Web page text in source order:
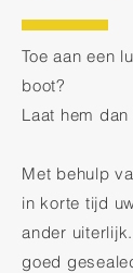
Toe aan een
boot?
Laat hem
Met behulp
in korte tijd
ander
goed